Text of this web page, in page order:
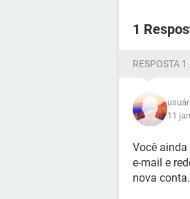
1
RESPOSTA 1
11
Você ainda
e-mail e
nova conta.